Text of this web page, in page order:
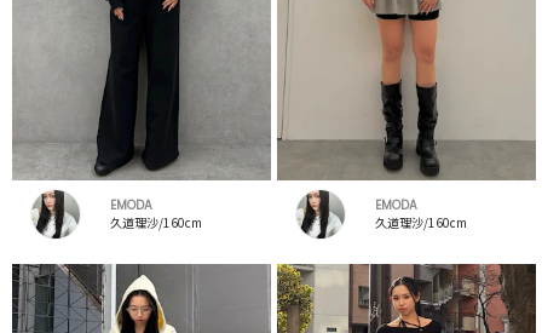
EMODA
久道理沙/160cm
EMODA
久道理沙/160cm